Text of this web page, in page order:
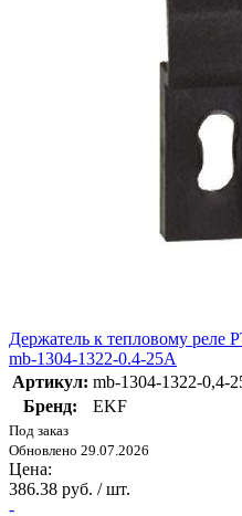
Держатель к тепловому реле
mb-1304-1322-0.4-25A
Артикул: mb-1304-1322-0,4-
Бренд:
EKF
Под заказ
Обновлено 29.07.2026
Цена:
386.38 руб. / шт.
-